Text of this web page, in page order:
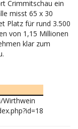
Crimmitschau ein
misst 65 x 30
Platz für rund 3.500
von 1,15 Millionen
klar zum
Wirthwein